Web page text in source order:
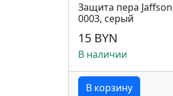
Защита пера Jaffson
0003, серый
15 BYN
В наличии
В корзину